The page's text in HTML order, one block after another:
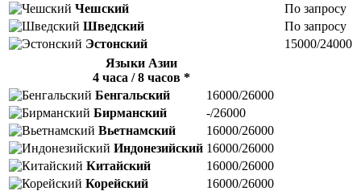
Чешский
По запросу
Шведский
По запросу
Эстонский
15000/24000
Языки Азии
4 часа / 8 часов *
Бенгальский
16000/26000
Бирманский
-/26000
Вьетнамский
16000/26000
Индонезийский 16000/26000
Китайский
16000/26000
Корейский
16000/26000